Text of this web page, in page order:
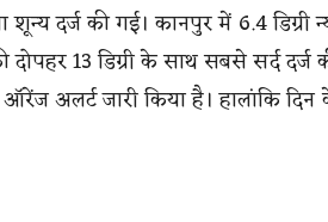
शून्य दर्ज की गई। कानपुर में 6.4
दोपहर 13 डिग्री के साथ सबसे सर्द
अलर्ट जारी किया है। हालांकि दिन